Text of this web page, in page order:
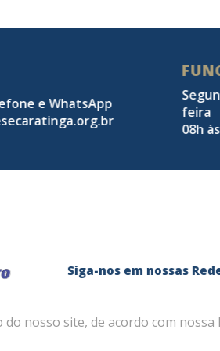
nosso site, de acordo com nossa
e WhatsApp
feira
08h
Siga-nos em nossas